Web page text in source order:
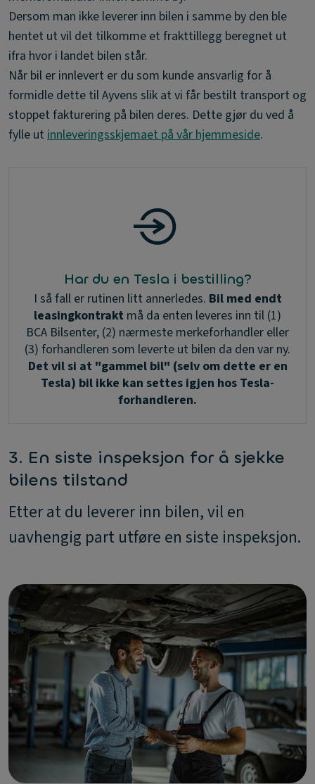
Dersom man ikke leverer inn bilen i samme by den ble
hentet ut vil det tilkomme et frakttillegg beregnet ut
ifra hvor i landet bilen står.
Når bil er innlevert er du som kunde ansvarlig for å
formidle dette til Ayvens slik at vi får bestilt transport og
stoppet fakturering på bilen deres. Dette gjør du ved å
fylle ut innleveringsskjemaet på vår hjemmeside.
Har du en Tesla i bestilling?
I så fall er rutinen litt annerledes. Bil med endt
leasingkontrakt må da enten leveres inn til (1)
BCA Bilsenter, (2) nærmeste merkeforhandler eller
(3) forhandleren som leverte ut bilen da den var ny.
Det vil si at "gammel bil" (selv om dette er en
Tesla) bil ikke kan settes igjen hos Tesla-
forhandleren.
3. En siste inspeksjon for å sjekke
bilens tilstand
Etter at du leverer inn bilen, vil en
uavhengig part utføre en siste inspeksjon.